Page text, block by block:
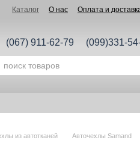
Каталог О нас Оплата и
(067) 911-62-79 (099)331-
из автотканей Авточехлы Samand